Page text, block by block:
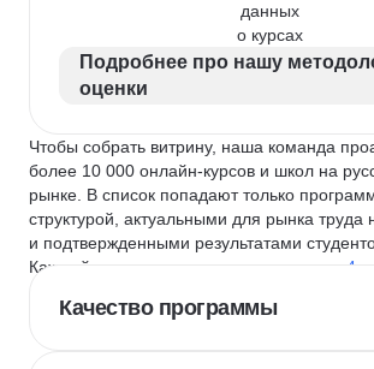
данных
о курсах
Подробнее про нашу
оценки
Чтобы собрать витрину, наша команда
более 10 000 онлайн-курсов и школ на
рынке. В список попадают только
структурой, актуальными для рынка труда
и подтвержденными результатами
Каждый курс и школу мы оцениваем по
4
Качество программы